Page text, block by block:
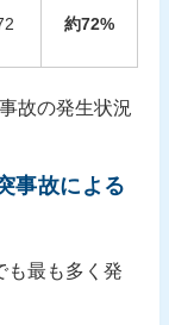
約72%
故の発生状況
事故による
も最も多く発